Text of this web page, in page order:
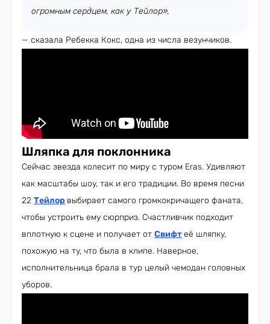
огромным сердцем, как у Тейлор»,
— сказала Ребекка Кокс, одна из числа везунчиков.
Шляпка для поклонника
Сейчас звезда колесит по миру с туром Eras. Удивляют
как масштабы шоу, так и его традиции. Во время песни
22 Тейлор выбирает самого громкокричащего фаната,
чтобы устроить ему сюрприз. Счастливчик подходит
вплотную к сцене и получает от Свифтеё шляпку,
похожую на ту, что была в клипе. Наверное,
исполнительница брала в тур целый чемодан головных
уборов.